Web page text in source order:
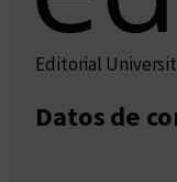
Editorial
Datos de